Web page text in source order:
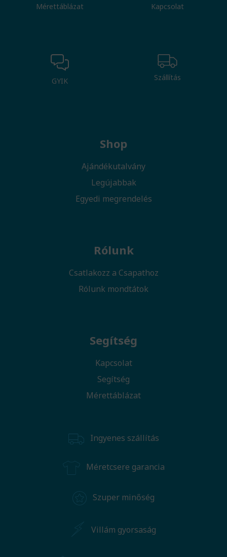
Mérettáblázat Kapcsolat
GYIK Szállítás
Shop
Ajándékutalvány
Legújabbak
Egyedi megrendelés
Rólunk
Csatlakozz a Csapathoz
Rólunk mondtátok
Segítség
Kapcsolat
Segítség
Mérettáblázat
Ingyenes szállítás
Méretcsere garancia
Szuper minőség
Villám gyorsaság